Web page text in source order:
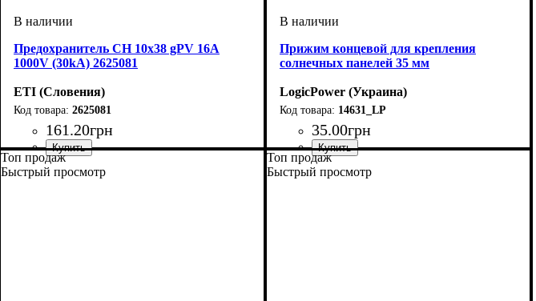
Предохранитель CH 10x38 gPV 16A
1000V (30kA) 2625081
ETI (Словения)
2625081
161.20грн
Устройство
Номинальный ток, А
U номинальное, В
Откл. способность, kA
Характеристика
Габарит: 10x38
Подключение
Серия: CH DC
Прижим концевой для крепления
солнечных панелей 35 мм
LogicPower (Украина)
14631_LP
35.00грн
Топ продаж
Быстрый просмотр
Топ продаж
Быстрый просмотр